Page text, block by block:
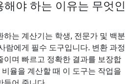
야 하는 이유는 무엇인
하는 계산기는 학생, 전문가 및 백분
람에게 필수 도구입니다. 변환 과정
이며 빠르고 정확한 결과를 보장합
율을 계산할 때 이 도구는 작업을